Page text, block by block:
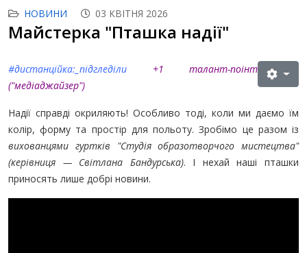
НОВИНИ 03 КВІТНЯ 2026
Майстерка "Пташка надії"
#дистанційка:_підгледіли
+1 талант-поінт
("медіаджайзер")
Надії справді окриляють! Особливо тоді, коли ми даємо їм
колір, форму та простір для польоту. Зробімо це разом із
вихованцями гуртків "Студія образотворчого мистецтва"
(керівниця — Світлана Бандурська). І нехай наші пташки
приносять лише добрі новини.